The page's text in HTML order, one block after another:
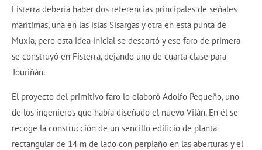
Fisterra debería haber dos referencias principales de señales
marítimas, una en las islas Sisargas y otra en esta punta de
Muxía, pero esta idea inicial se descartó y ese faro de primera
se construyó en Fisterra, dejando uno de cuarta clase para
Touriñán.
El proyecto del primitivo faro lo elaboró Adolfo Pequeño, uno
de los ingenieros que había diseñado el nuevo Vilán. En él se
recoge la construcción de un sencillo edificio de planta
rectangular de 14 m de lado con perpiaño en las aberturas y el